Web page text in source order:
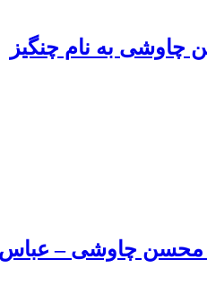
چاوشی به نام چنگیز
محسن چاوشی – عباس